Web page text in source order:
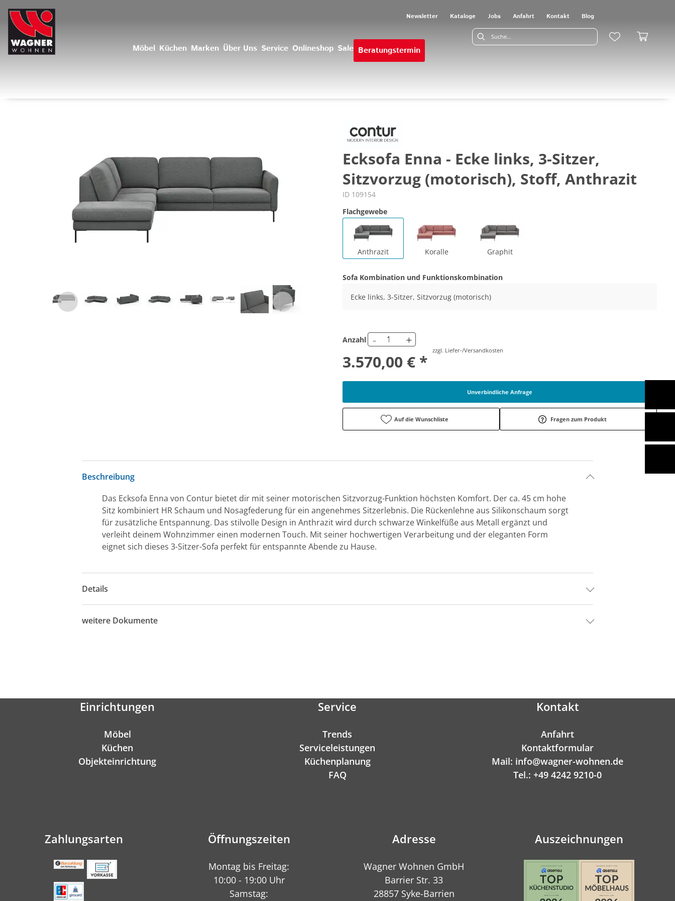
Newsletter Kataloge Jobs Anfahrt Kontakt Blog
Möbel Küchen Marken Über Uns Service Onlineshop Sale Beratungstermin
Ecksofa Enna - Ecke links, 3-Sitzer,
Sitzvorzug (motorisch), Stoff, Anthrazit
ID 109154
Flachgewebe
Anthrazit Koralle Graphit
Sofa Kombination und Funktionskombination
Ecke links, 3-Sitzer, Sitzvorzug (motorisch)
Anzahl - +
3.570,00 € *
zzgl. Liefer-/Versandkosten
Unverbindliche Anfrage
Auf die Wunschliste Fragen zum Produkt
Beschreibung
Das Ecksofa Enna von Contur bietet dir mit seiner motorischen Sitzvorzug-Funktion höchsten Komfort. Der ca. 45 cm hohe
Sitz kombiniert HR Schaum und Nosagfederung für ein angenehmes Sitzerlebnis. Die Rückenlehne aus Silikonschaum sorgt
für zusätzliche Entspannung. Das stilvolle Design in Anthrazit wird durch schwarze Winkelfüße aus Metall ergänzt und
verleiht deinem Wohnzimmer einen modernen Touch. Mit seiner hochwertigen Verarbeitung und der eleganten Form
eignet sich dieses 3-Sitzer-Sofa perfekt für entspannte Abende zu Hause.
Details
weitere Dokumente
Einrichtungen
Möbel
Küchen
Objekteinrichtung
Service
Trends
Serviceleistungen
Küchenplanung
FAQ
Kontakt
Anfahrt
Kontaktformular
Mail: info@wagner-wohnen.de
Tel.: +49 4242 9210-0
Zahlungsarten Öffnungszeiten
Montag bis Freitag:
10:00 - 19:00 Uhr
Samstag:
Adresse
Wagner Wohnen GmbH
Barrier Str. 33
28857 Syke-Barrien
Auszeichnungen